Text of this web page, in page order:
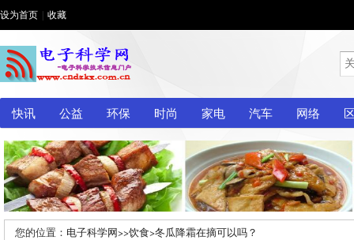
设为首页 收藏
快讯 公益 环保 时尚 家电 汽车 网络
您的位置： 电子科学网>>饮食>冬瓜降霜在摘可以吗？